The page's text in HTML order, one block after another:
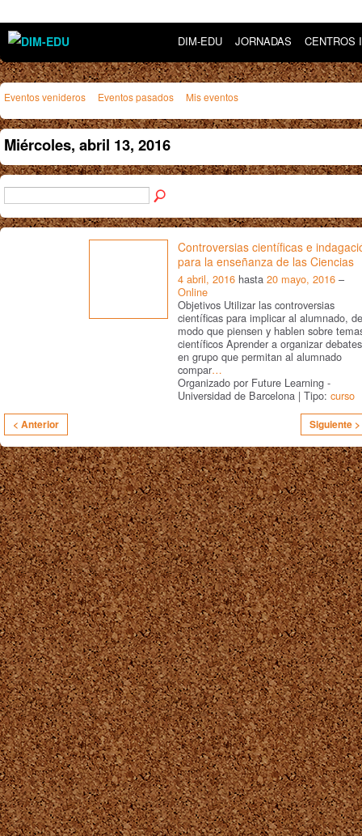
DIM-EDU JORNADAS CENTROS
Eventos venideros Eventos pasados Mis eventos
Miércoles, abril 13, 2016
Controversias científicas e
para la enseñanza de las Ciencias
4 abril, 2016 hasta 20 mayo, 2016 –
Online
Objetivos Utilizar las controversias
científicas para implicar al alumnado, de
modo que piensen y hablen sobre
científicos Aprender a organizar debates
en grupo que permitan al alumnado
compar…
Organizado por Future Learning -
Universidad de Barcelona | Tipo: curso
< Anterior Siguiente >